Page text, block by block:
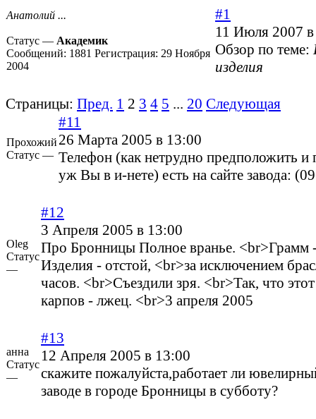
Анатолий ...
Статус — Академик
Сообщений: 1881 Регистрация: 29 Ноября
2004
#1
11 Июля 2007
Обзор по теме:
изделия
Страницы: Пред. 1 2 3 4 5 ... 20 Следующая
Прохожий
Статус —
#11
26 Марта 2005 в 13:00
Телефон (как нетрудно предположить и
уж Вы в и-нете) есть на сайте завода:
Oleg
Статус
—
#12
3 Апреля 2005 в 13:00
Про Бронницы Полное вранье. <br>Грамм
Изделия - отстой, <br>за исключением
часов. <br>Съездили зря. <br>Так, что
карпов - лжец. <br>3 апреля 2005
анна
Статус
—
#13
12 Апреля 2005 в 13:00
скажите пожалуйста,работает ли
заводе в городе Бронницы в субботу?